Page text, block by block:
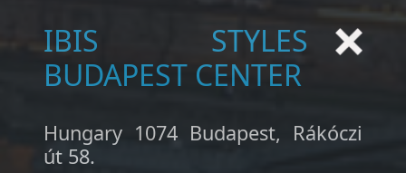
IBIS STYLES
BUDAPEST CENTER
Hungary 1074 Budapest, Rákóczi
út 58.